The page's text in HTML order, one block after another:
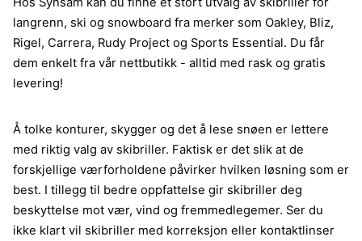
langrenn, ski og snowboard fra merker som Oakley, Bliz,
Rigel, Carrera, Rudy Project og Sports Essential. Du får
dem enkelt fra vår nettbutikk - alltid med rask og gratis
levering!
Å tolke konturer, skygger og det å lese snøen er lettere
med riktig valg av skibriller. Faktisk er det slik at de
forskjellige værforholdene påvirker hvilken løsning som er
best. I tillegg til bedre oppfattelse gir skibriller deg
beskyttelse mot vær, vind og fremmedlegemer. Ser du
ikke klart vil skibriller med korreksjon eller kontaktlinser